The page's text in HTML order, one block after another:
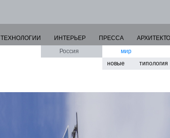
ТЕХНОЛОГИИ ИНТЕРЬЕР ПРЕССА
Россия
мир
новые
типология